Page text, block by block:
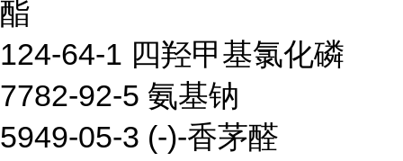
酯
124-64-1 四羟甲基氯化磷
7782-92-5 氨基钠
5949-05-3 (-)-香茅醛